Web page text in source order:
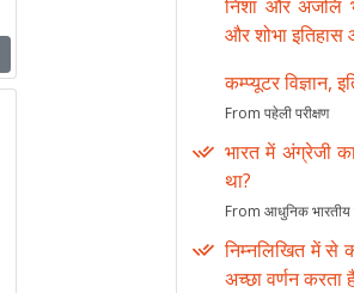
निशा और अंजलि
और शोभा इतिहास
कम्प्यूटर विज्ञान,
From पहेली परीक्षण
भारत में अंग्रेजी
था?
From आधुनिक भारतीय
निम्नलिखित में से
अच्छा वर्णन करता